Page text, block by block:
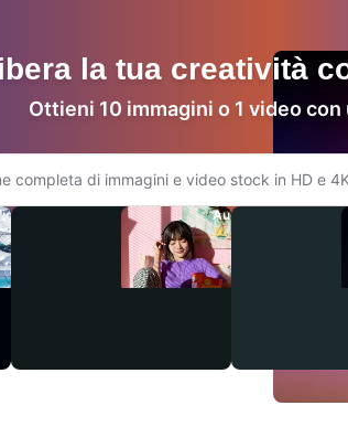
la tua creatività
Ottieni 10 immagini o 1 video
Audio